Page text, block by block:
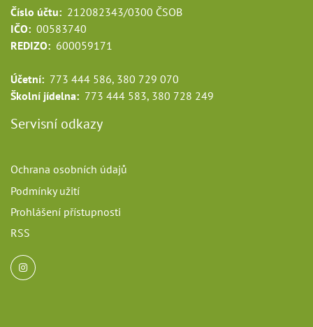
Číslo účtu: 212082343/0300 ČSOB
IČO: 00583740
REDIZO: 600059171
Účetní: 773 444 586, 380 729 070
Školní jídelna: 773 444 583, 380 728 249
Servisní odkazy
Ochrana osobních údajů
Podmínky užití
Prohlášení přístupnosti
RSS